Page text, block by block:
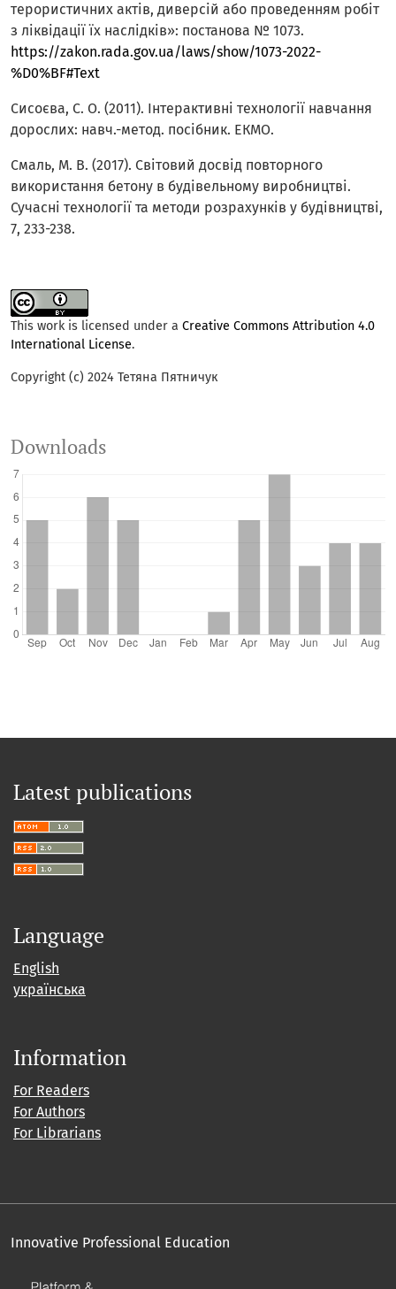
терористичних актів, диверсій або проведенням робіт
з ліквідації їх наслідків»: постанова № 1073.
https://zakon.rada.gov.ua/laws/show/1073-2022-
%D0%BF#Text
Сисоєва, С. О. (2011). Інтерактивні технології навчання
дорослих: навч.-метод. посібник. ЕКМО.
Смаль, М. В. (2017). Світовий досвід повторного
використання бетону в будівельному виробництві.
Сучасні технології та методи розрахунків у будівництві,
7, 233-238.
This work is licensed under a Creative Commons Attribution 4.0
International License.
Copyright (c) 2024 Тетяна Пятничук
Downloads
Latest publications
Language
English
українська
Information
For Readers
For Authors
For Librarians
Innovative Professional Education